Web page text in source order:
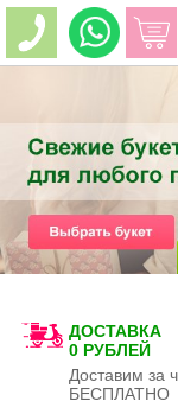
ДОСТАВКА
0 РУБЛЕЙ
Доставим за
БЕСПЛАТНО